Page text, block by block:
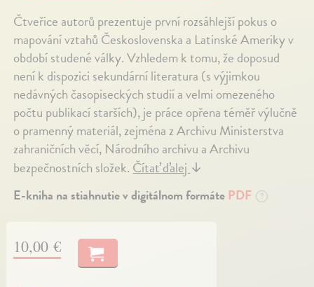
Čtveřice autorů prezentuje první rozsáhlejší pokus o
mapování vztahů Československa a Latinské Ameriky v
období studené války. Vzhledem k tomu, že doposud
není k dispozici sekundární literatura (s výjimkou
nedávných časopiseckých studií a velmi omezeného
počtu publikací starších), je práce opřena téměř výlučně
o pramenný materiál, zejména z Archivu Ministerstva
zahraničních věcí, Národního archivu a Archivu
bezpečnostních složek. Čítať ďalej ↓
E-kniha na stiahnutie v digitálnom formáte PDF ?
10,00 €